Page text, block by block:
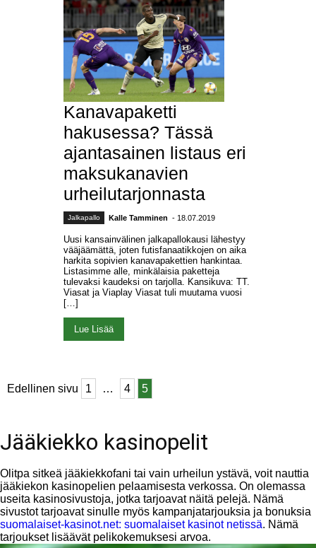
Kanavapaketti
hakusessa? Tässä
ajantasainen listaus eri
maksukanavien
urheilutarjonnasta
Jalkapallo Kalle Tamminen - 18.07.2019
Uusi kansainvälinen jalkapallokausi lähestyy
vääjäämättä, joten futisfanaatikkojen on aika
harkita sopivien kanavapakettien hankintaa.
Listasimme alle, minkälaisia paketteja
tulevaksi kaudeksi on tarjolla. Kansikuva: TT.
Viasat ja Viaplay Viasat tuli muutama vuosi
[…]
Lue Lisää
Edellinen sivu 1 … 4 5
Jääkiekko kasinopelit
Olitpa sitkeä jääkiekkofani tai vain urheilun ystävä, voit nauttia
jääkiekon kasinopelien pelaamisesta verkossa. On olemassa
useita kasinosivustoja, jotka tarjoavat näitä pelejä. Nämä
sivustot tarjoavat sinulle myös kampanjatarjouksia ja bonuksia
suomalaiset-kasinot.net: suomalaiset kasinot netissä. Nämä
tarjoukset lisäävät pelikokemuksesi arvoa.